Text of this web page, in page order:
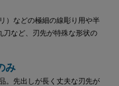
）などの極細の線彫り用や半
刀など、刃先が特殊な形状の
み
。先出しが長く丈夫な刃先が